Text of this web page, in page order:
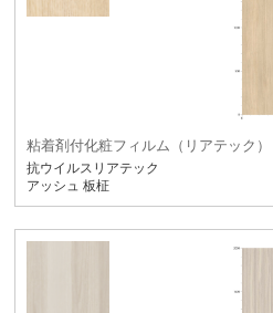
粘着剤付化粧フィルム（リアテック）
抗ウイルスリアテック
アッシュ 板柾